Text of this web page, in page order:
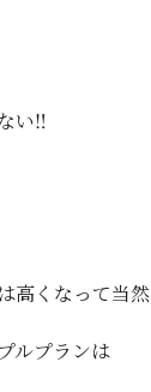
い‼️
高くなって当然
ルプランは